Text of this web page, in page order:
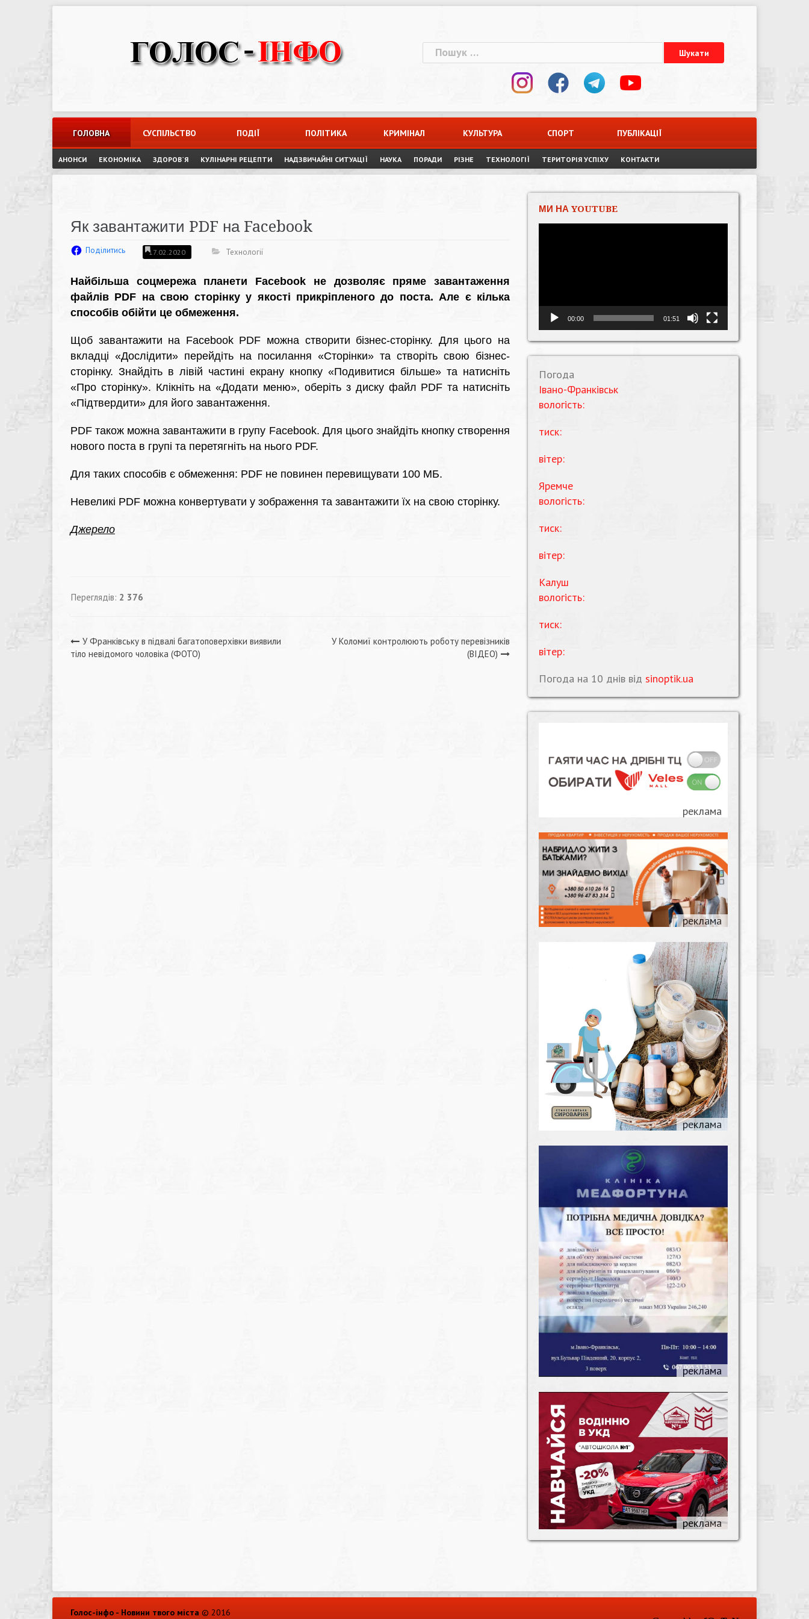
Пошук:
ГОЛОВНА СУСПІЛЬСТВО ПОДІЇ ПОЛІТИКА КРИМІНАЛ КУЛЬТУРА СПОРТ ПУБЛІКАЦІЇ
АНОНСИ ЕКОНОМІКА ЗДОРОВ`Я КУЛІНАРНІ РЕЦЕПТИ НАДЗВИЧАЙНІ СИТУАЦІЇ НАУКА ПОРАДИ РІЗНЕ ТЕХНОЛОГІЇ ТЕРИТОРІЯ УСПІХУ КОНТАКТИ
Як завантажити PDF на Facebook
Поділитись 17.02.2020 Технології
Найбільша соцмережа планети Facebook не дозволяє пряме завантаження
файлів PDF на свою сторінку у якості прикріпленого до поста. Але є кілька
способів обійти це обмеження.
Щоб завантажити на Facebook PDF можна створити бізнес-сторінку. Для цього на
вкладці «Дослідити» перейдіть на посилання «Сторінки» та створіть свою бізнес-
сторінку. Знайдіть в лівій частині екрану кнопку «Подивитися більше» та натисніть
«Про сторінку». Клікніть на «Додати меню», оберіть з диску файл PDF та натисніть
«Підтвердити» для його завантаження.
PDF також можна завантажити в групу Facebook. Для цього знайдіть кнопку створення
нового поста в групі та перетягніть на нього PDF.
Для таких способів є обмеження: PDF не повинен перевищувати 100 МБ.
Невеликі PDF можна конвертувати у зображення та завантажити їх на свою сторінку.
Джерело
Переглядів: 2 376
Навігація
У Франківську в підвалі багатоповерхівки виявили
тіло невідомого чоловіка (ФОТО)
У Коломиї контролюють роботу перевізників
(ВІДЕО)
МИ НА YOUTUBE
00:00 01:51
Погода
Івано-Франківськ
вологість:
тиск:
вітер:
Яремче
вологість:
тиск:
вітер:
Калуш
вологість:
тиск:
вітер:
Погода на 10 днів від sinoptik.ua
Голос-інфо - Новини твого міста © 2016